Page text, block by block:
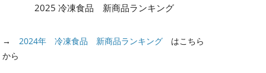
2025 冷凍食品 新商品ランキング
→ 2024年 冷凍食品 新商品ランキング はこちら
から